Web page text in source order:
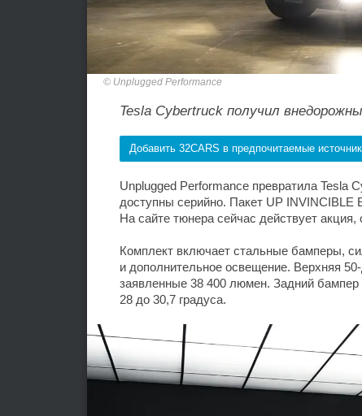
Unplugged Performance
Tesla Cybertruck получил
Добавить 32CARS в предпочитаемые
Unplugged Performance превратила Tesla
доступны серийно. Пакет UP
На сайте тюнера сейчас действует
Комплект включает стальные бамперы,
и дополнительное освещение. Верхняя
заявленные 38 400 люмен. Задний бампер
28 до 30,7 градуса.